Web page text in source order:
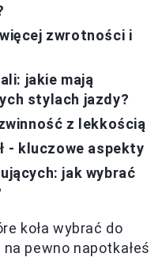
zwrotności i
jakie mają
stylach jazdy?
z lekkością
- kluczowe aspekty
jak wybrać
koła wybrać do
pewno napotkałeś